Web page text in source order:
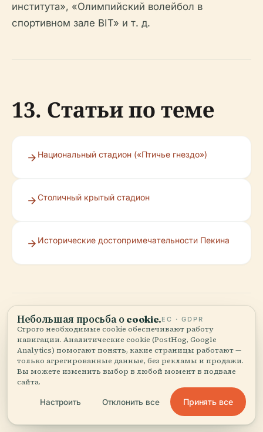
института», «Олимпийский волейбол в
спортивном зале BIT» и т. д.
13. Статьи по теме
Национальный стадион («Птичье гнездо»)
Столичный крытый стадион
Исторические достопримечательности Пекина
Послушайте полную историю в приложении
Небольшая просьба о cookie.ЕС · GDPR
Строго необходимые cookie обеспечивают работу
навигации. Аналитические cookie (PostHog, Google
Analytics) помогают понять, какие страницы работают —
только агрегированные данные, без рекламы и продажи.
Вы можете изменить выбор в любой момент в подвале
сайта.
Настроить Отклонить все Принять все